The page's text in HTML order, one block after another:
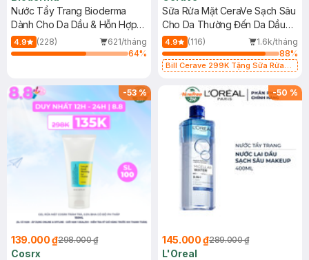
Nước Tẩy Trang Bioderma
Dành Cho Da Dầu & Hỗn Hợp
500ml
4.9 (228)
621/tháng
64%
Sữa Rửa Mặt CeraVe Sạch Sâu
Cho Da Thường Đến Da Dầu
473ml
4.9 (116)
1.6k/tháng
88%
Bill Cerave 299K Tặng Sữa Rửa
-53%
139.000 ₫298.000 ₫
Cosrx
-50 %
145.000 ₫289.000 ₫
L'Oreal